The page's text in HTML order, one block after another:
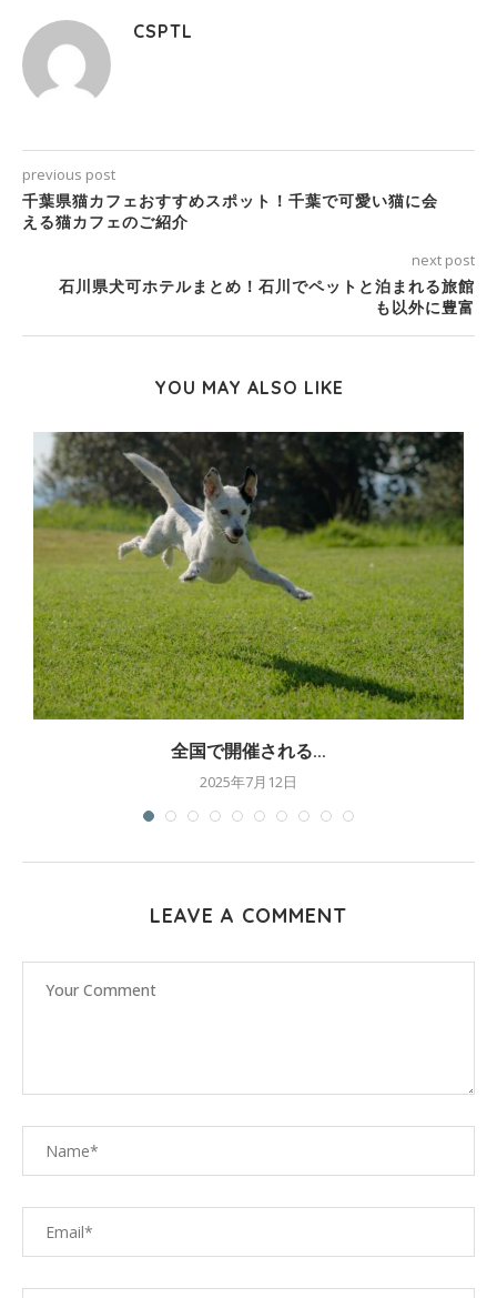
CSPTL
previous post
千葉県猫カフェおすすめスポット！千葉で可愛い猫に会
える猫カフェのご紹介
next post
石川県犬可ホテルまとめ！石川でペットと泊まれる旅館
も以外に豊富
YOU MAY ALSO LIKE
全国で開催される...
2025年7月12日
LEAVE A COMMENT